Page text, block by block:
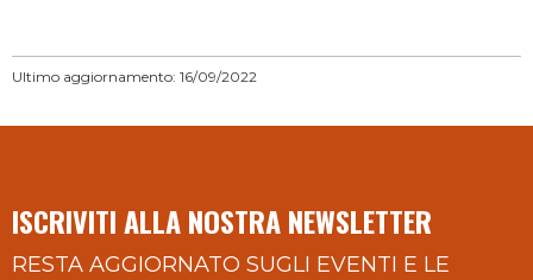
Ultimo aggiornamento: 16/09/2022
ISCRIVITI ALLA NOSTRA NEWSLETTER
RESTA AGGIORNATO SUGLI EVENTI E LE